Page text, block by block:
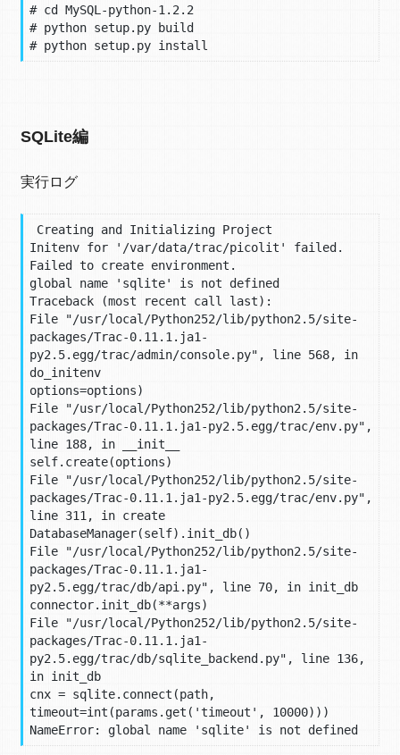
# cd MySQL-python-1.2.2
# python setup.py build
# python setup.py install
SQLite編
実行ログ
Initenv for '/var/data/trac/picolit' failed.
Failed to create environment.
global name 'sqlite' is not defined
Traceback (most recent call last):
File "/usr/local/Python252/lib/python2.5/site-
packages/Trac-0.11.1.ja1-
py2.5.egg/trac/admin/console.py", line 568, in
do_initenv
options=options)
File "/usr/local/Python252/lib/python2.5/site-
packages/Trac-0.11.1.ja1-py2.5.egg/trac/env.py",
line 188, in __init__
self.create(options)
File "/usr/local/Python252/lib/python2.5/site-
packages/Trac-0.11.1.ja1-py2.5.egg/trac/env.py",
line 311, in create
DatabaseManager(self).init_db()
File "/usr/local/Python252/lib/python2.5/site-
packages/Trac-0.11.1.ja1-
py2.5.egg/trac/db/api.py", line 70, in init_db
connector.init_db(**args)
File "/usr/local/Python252/lib/python2.5/site-
packages/Trac-0.11.1.ja1-
py2.5.egg/trac/db/sqlite_backend.py", line 136,
in init_db
cnx = sqlite.connect(path,
timeout=int(params.get('timeout', 10000)))
NameError: global name 'sqlite' is not defined